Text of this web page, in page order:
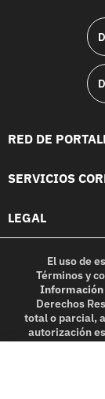
RED DE
SERVICIOS
LEGAL
El uso de
Términos y
Información
Derechos
total o parcial,
autorización